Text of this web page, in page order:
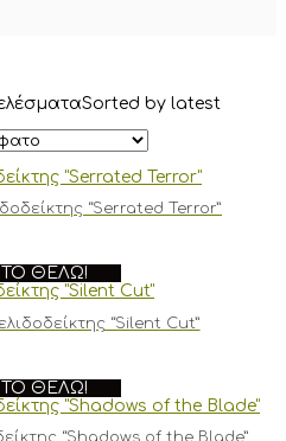
Sorted by latest
“Serrated Terror”
ΤΟ ΘΈΛΩ!
“Silent Cut”
ΤΟ ΘΈΛΩ!